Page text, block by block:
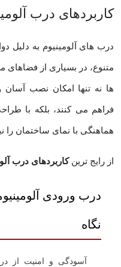
کاربردهای درب
درب های آلومینیوم به دلیل
متنوع، در بسیاری از فضاهای
‌ها نه تنها امکان نصب آسان
فراهم می ‌کنند، بلکه با
هماهنگی با نمای ساختمان را
از رایج‌ ترینکاربردهای درب
درب ورودی
نگاه
آسودگی و امنیت از